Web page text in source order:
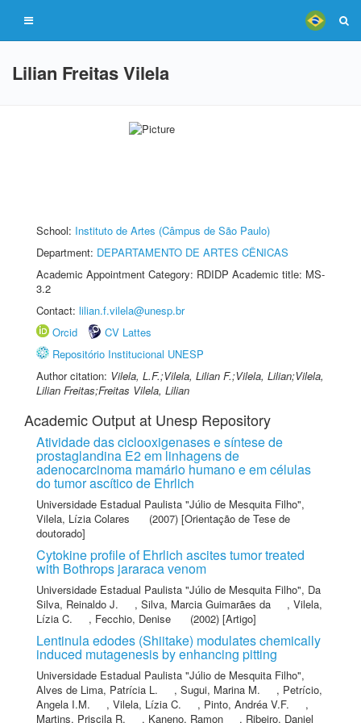
Lilian Freitas Vilela
School: Instituto de Artes (Câmpus de São Paulo)
Department: DEPARTAMENTO DE ARTES CÊNICAS
Academic Appointment Category: RDIDP Academic title: MS-
3.2
Contact: lilian.f.vilela@unesp.br
Orcid
CV Lattes
Repositório Institucional UNESP
Author citation: Vilela, L.F.;Vilela, Lilian F.;Vilela, Lilian;Vilela,
Lilian Freitas;Freitas Vilela, Lilian
Academic Output at Unesp Repository
Atividade das ciclooxigenases e síntese de
prostaglandina E2 em linhagens de
adenocarcinoma mamário humano e em células
do tumor ascítico de Ehrlich
Universidade Estadual Paulista "Júlio de Mesquita Filho",
Vilela, Lízia Colares
(2007) [Orientação de Tese de
doutorado]
Cytokine profile of Ehrlich ascites tumor treated
with Bothrops jararaca venom
Universidade Estadual Paulista "Júlio de Mesquita Filho", Da
Silva, Reinaldo J.
, Silva, Marcia Guimarães da , Vilela,
Lízia C.
, Fecchio, Denise (2002) [Artigo]
Lentinula edodes (Shiitake) modulates chemically
induced mutagenesis by enhancing pitting
Universidade Estadual Paulista "Júlio de Mesquita Filho",
Alves de Lima, Patrícia L.
, Sugui, Marina M. , Petrício,
Angela I.M.
, Vilela, Lízia C. , Pinto, Andréa V.F.
,
Martins, Priscila R.
, Kaneno, Ramon , Ribeiro, Daniel